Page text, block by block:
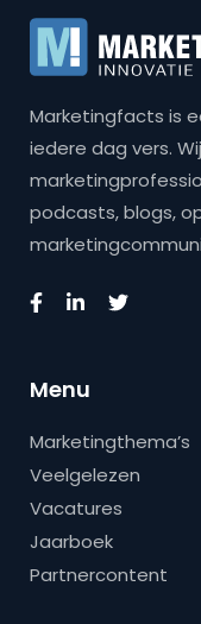
Marketingfacts is
iedere dag vers.
podcasts, blogs,
Menu
Marketingthema’s
Veelgelezen
Vacatures
Jaarboek
Partnercontent